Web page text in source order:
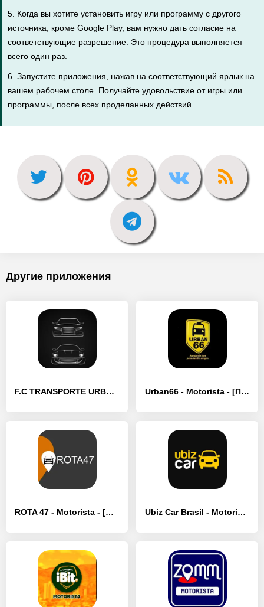
5. Когда вы хотите установить игру или программу с другого
источника, кроме Google Play, вам нужно дать согласие на
соответствующие разрешение. Это процедура выполняется
всего один раз.
6. Запустите приложения, нажав на соответствующий ярлык на
вашем рабочем столе. Получайте удовольствие от игры или
программы, после всех проделанных действий.
Другие приложения
F.C TRANSPORTE URBANO - [Премиум версия] Urban66 - Motorista - [Полная версия]
ROTA 47 - Motorista - [Полная версия] Ubiz Car Brasil - Motorista - [Премиум версия]